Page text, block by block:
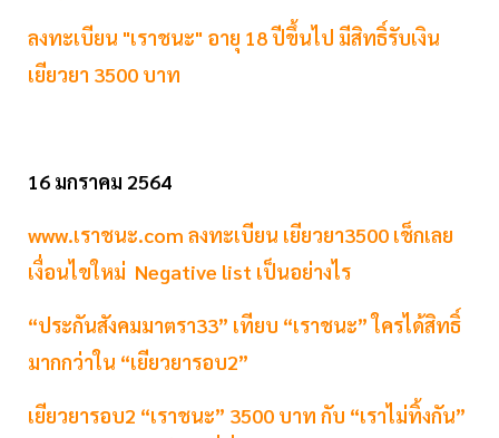
ลงทะเบียน "เราชนะ" อายุ 18 ปีขึ้นไป มีสิทธิ์รับเงิน
เยียวยา 3500 บาท
16 มกราคม 2564
www.เราชนะ.com ลงทะเบียน เยียวยา3500 เช็กเลย
เงื่อนไขใหม่ Negative list เป็นอย่างไร
“ประกันสังคมมาตรา33” เทียบ “เราชนะ” ใครได้สิทธิ์
มากกว่าใน “เยียวยารอบ2”
เยียวยารอบ2 “เราชนะ” 3500 บาท กับ “เราไม่ทิ้งกัน”